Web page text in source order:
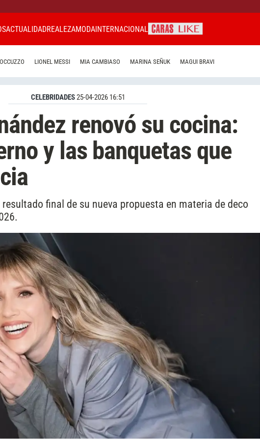
ACTUALIDADREALEZAMODAINTERNACIONAL
LIONEL MESSI MIA CAMBIASO MARINA SEÑUK MAGUI BRAVI
CELEBRIDADES25-04-2026 16:51
renovó su cocina:
y las banquetas que
final de su nueva propuesta en materia de deco